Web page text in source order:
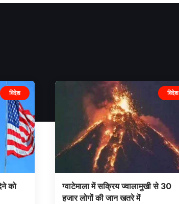
विदेश
को
विदेश
ग्वाटेमाला में सक्रिय ज्वालामुखी से 30
हजार लोगों की जान खतरे में